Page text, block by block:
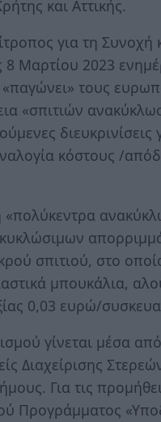
και Αττικής.
για τη Συνοχή
8 Μαρτίου 2023
τους
«σπιτιών
κόστους /
«πολύκεντρα
σπιτιού, στο
μπουκάλια,
0,03 ευρώ/
γίνεται μέσα
Διαχείρισης
Για τις
Προγράμματος